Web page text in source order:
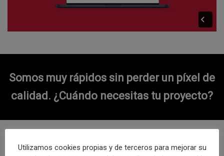
Somos muy rápidos sin perder un píxel de
calidad. ¿Cuándo necesitas tu proyecto?
Síguenos
Utilizamos cookies propias y de terceros para mejorar su